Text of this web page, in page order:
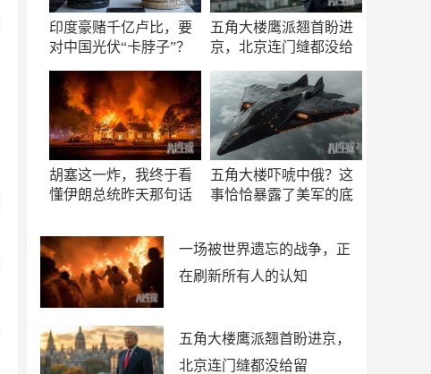
印度豪赌千亿卢比，要
对中国光伏“卡脖子”？
五角大楼鹰派翘首盼进
京，北京连门缝都没给
胡塞这一炸，我终于看
懂伊朗总统昨天那句话
五角大楼吓唬中俄？这
事恰恰暴露了美军的底
一场被世界遗忘的战争，正
在刷新所有人的认知
五角大楼鹰派翘首盼进京，
北京连门缝都没给留